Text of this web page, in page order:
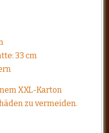
33 cm
XXL-Karton
zu vermeiden.